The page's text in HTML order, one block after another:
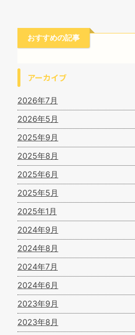
おすすめの記事
アーカイブ
2026年7月
2026年5月
2025年9月
2025年8月
2025年6月
2025年5月
2025年1月
2024年9月
2024年8月
2024年7月
2024年6月
2023年9月
2023年8月